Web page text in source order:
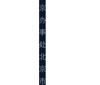
京
办
事
处：
北
京
市